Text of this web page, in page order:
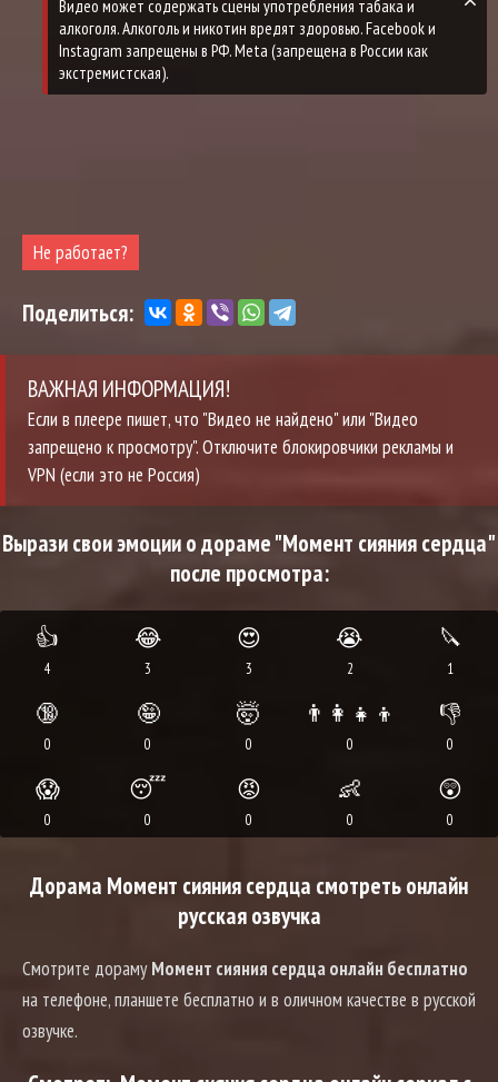
Не работает?
Поделиться:
ВАЖНАЯ ИНФОРМАЦИЯ!
Если в плеере пишет, что "Видео не найдено" или "Видео
запрещено к просмотру". Отключите блокировчики рекламы и
VPN (если это не Россия)
Вырази свои эмоции о дораме "Момент сияния сердца"
после просмотра:
👍
4
😂
3
😍
3
😭
2
🔪
1
🔞
0
🤪
0
🤯
0
👨‍👩‍👧‍👦
0
👎
0
😱
0
😴
0
😡
0
👶
0
😲
0
Дорама Момент сияния сердца смотреть онлайн
русская озвучка
Смотрите дорамуМомент сияния сердца онлайн бесплатно
на телефоне, планшете бесплатно и в оличном качестве в русской
озвучке.